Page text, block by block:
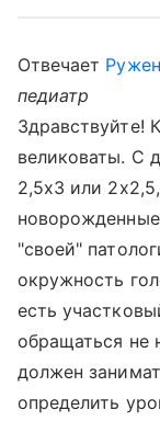
Отвечает
педиатр
Здравствуйте!
великоваты. С
2,5х3 или
"своей"
окружность
есть
обращаться не
должен
определить